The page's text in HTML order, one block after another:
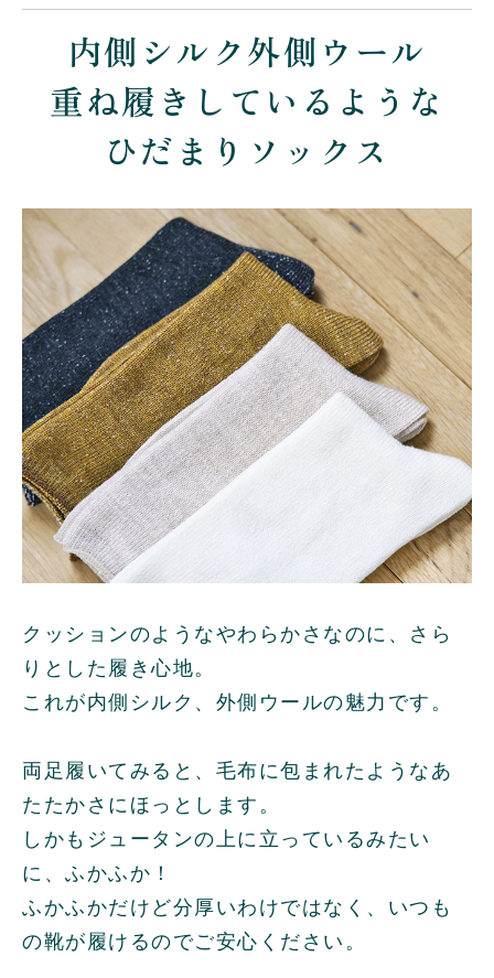
内側シルク外側ウール
重ね履きしているような
ひだまりソックス
クッションのようなやわらかさなのに、さら
りとした履き心地。
これが内側シルク、外側ウールの魅力です。
両足履いてみると、毛布に包まれたようなあ
たたかさにほっとします。
しかもジュータンの上に立っているみたい
に、ふかふか！
ふかふかだけど分厚いわけではなく、いつも
の靴が履けるのでご安心ください。